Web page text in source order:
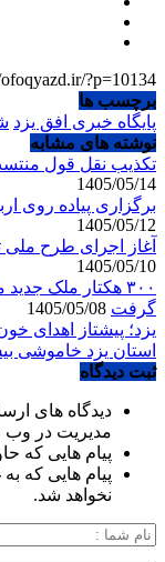
?p=10134
برچسب ها
پایگاه خبری افق یزد
نوشته های مشابه
تکذیب نقل قول
1405/05/14
برگزاری پیاده روی اربعین
1405/05/12
آغاز اجرای طرح
1405/05/10
۳۰۰ هکتار ملک
گرفت
یزد؛ پیشتاز اهدای
استان یزد خاموشی
ثبت دیدگاه
دیدگاه های
مدیریت در وب
پیام هایی که
پیام هایی که
نخواهد شد.